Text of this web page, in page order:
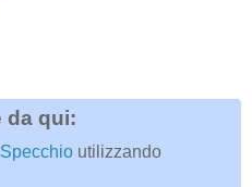
da qui:
utilizzando